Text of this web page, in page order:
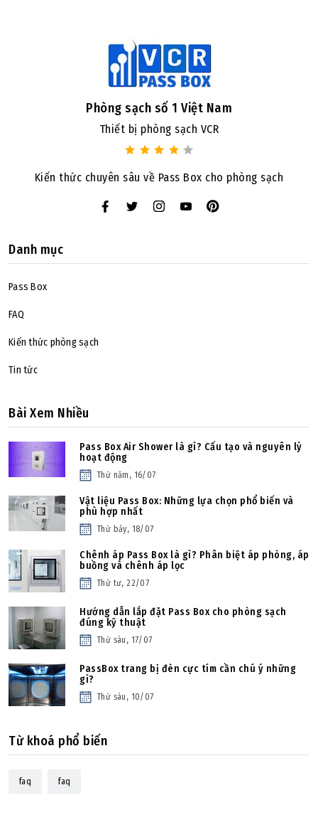
Phòng sạch số 1 Việt Nam
Thiết bị phòng sạch VCR
Kiến thức chuyên sâu về Pass Box cho phòng sạch
Danh mục
Pass Box
FAQ
Kiến thức phòng sạch
Tin tức
Bài Xem Nhiều
Pass Box Air Shower là gì? Cấu tạo và nguyên lý
hoạt động
Thứ năm, 16/07
Vật liệu Pass Box: Những lựa chọn phổ biến và
phù hợp nhất
Thứ bảy, 18/07
Chênh áp Pass Box là gì? Phân biệt áp phòng, áp
buồng và chênh áp lọc
Thứ tư, 22/07
Hướng dẫn lắp đặt Pass Box cho phòng sạch
đúng kỹ thuật
Thứ sáu, 17/07
PassBox trang bị đèn cực tím cần chú ý những
gì?
Thứ sáu, 10/07
Từ khoá phổ biến
faq faq